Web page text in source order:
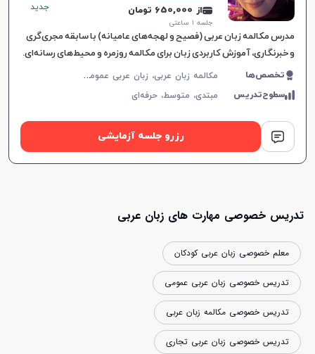
از 650,000 تومان
جلسه ۱ ساعتی
جدید
مدرس مکالمه زبان عربی (فصیح و لهجه‌های عامیانه) با سابقه مجری‌گری
و خبرنگاری، آموزش کاربردی زبان برای مکالمه روزمره و محیط‌های رسانه‌ای.
تخصص‌ها م
کالمه زبان عربی، زبان عربی عمومی، زبان عربی کودکان، لهجه عراقی، عربی فصیح، زبان عربی تجاری، زبان عربی هفتم دبیرستان، زبان عربی هشتم دبیرستان، زبان عربی نهم دبیرستان
سطوح‌تدریس مبتدی، متوسط،حرفه‌ای
رزرو جلسه آزمایشی
تدریس خصوصی مهارت های زبان عربی
معلم خصوصی زبان عربی کودکان
تدریس خصوصی زبان عربی عمومی
تدریس خصوصی مکالمه زبان عربی
تدریس خصوصی زبان عربی تجاری